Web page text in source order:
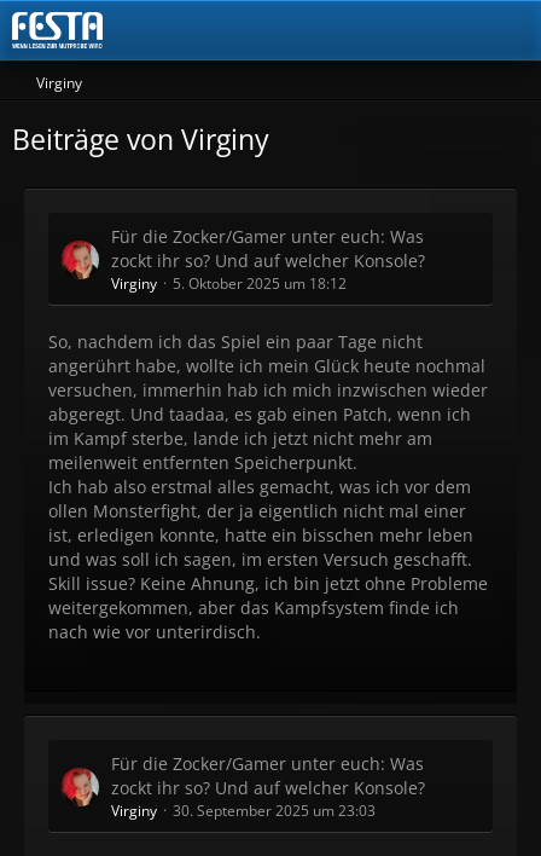
Virginy
Beiträge von Virginy
Für die Zocker/Gamer unter euch: Was
zockt ihr so? Und auf welcher Konsole?
Virginy 5. Oktober 2025 um 18:12
So, nachdem ich das Spiel ein paar Tage nicht
angerührt habe, wollte ich mein Glück heute nochmal
versuchen, immerhin hab ich mich inzwischen wieder
abgeregt. Und taadaa, es gab einen Patch, wenn ich
im Kampf sterbe, lande ich jetzt nicht mehr am
meilenweit entfernten Speicherpunkt.
Ich hab also erstmal alles gemacht, was ich vor dem
ollen Monsterfight, der ja eigentlich nicht mal einer
ist, erledigen konnte, hatte ein bisschen mehr leben
und was soll ich sagen, im ersten Versuch geschafft.
Skill issue? Keine Ahnung, ich bin jetzt ohne Probleme
weitergekommen, aber das Kampfsystem finde ich
nach wie vor unterirdisch.
Für die Zocker/Gamer unter euch: Was
zockt ihr so? Und auf welcher Konsole?
Virginy 30. September 2025 um 23:03